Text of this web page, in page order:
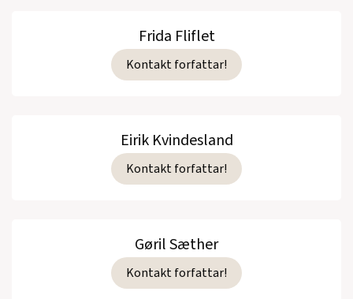
Frida Fliflet
Kontakt forfattar!
Eirik Kvindesland
Kontakt forfattar!
Gøril Sæther
Kontakt forfattar!